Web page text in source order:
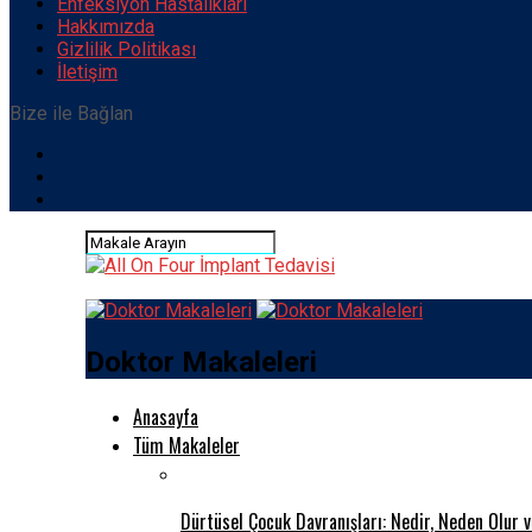
Hakkımızda
Gizlilik Politikası
İletişim
Bize ile Bağlan
Doktor Makaleleri
Anasayfa
Tüm Makaleler
Dürtüsel Çocuk Davranışları: Nedir, Neden Olur